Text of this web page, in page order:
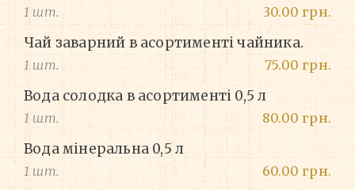
1 шт. 30.00 грн.
Чай заварний в асортименті чайника.
1 шт. 75.00 грн.
Вода солодка в асортименті 0,5 л
1 шт. 80.00 грн.
Вода мінеральна 0,5 л
1 шт. 60.00 грн.